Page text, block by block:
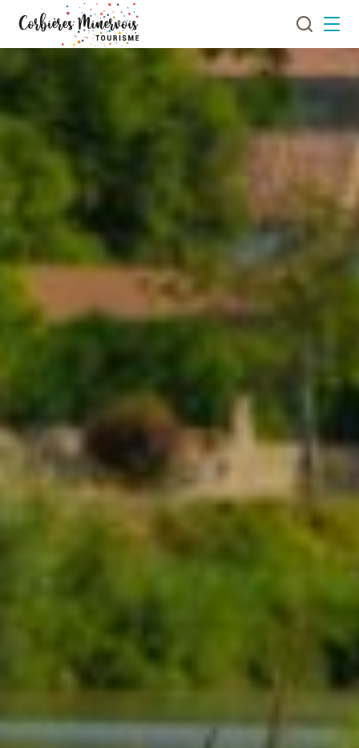
Minervois
JeMenu